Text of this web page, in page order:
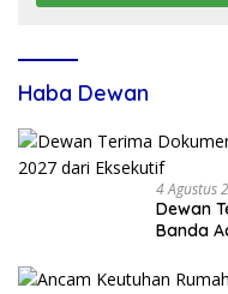
Haba Dewan
4 Agustus
Dewan
Banda